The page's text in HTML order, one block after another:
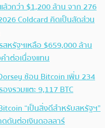
ล้วกว่า $1,200 ล้าน จาก 276
Coldcard คิดเป็นสัดส่วน
หรัฐฯเหลือ $659,000 ล้าน
ำต่อเนื่องแทน
ช้อน Bitcoin เพิ่ม 234
งรวมแตะ 9,117 BTC
“เป็นสิ่งดีสำหรับสหรัฐฯ”
ดดันต่อเงินดอลลาร์